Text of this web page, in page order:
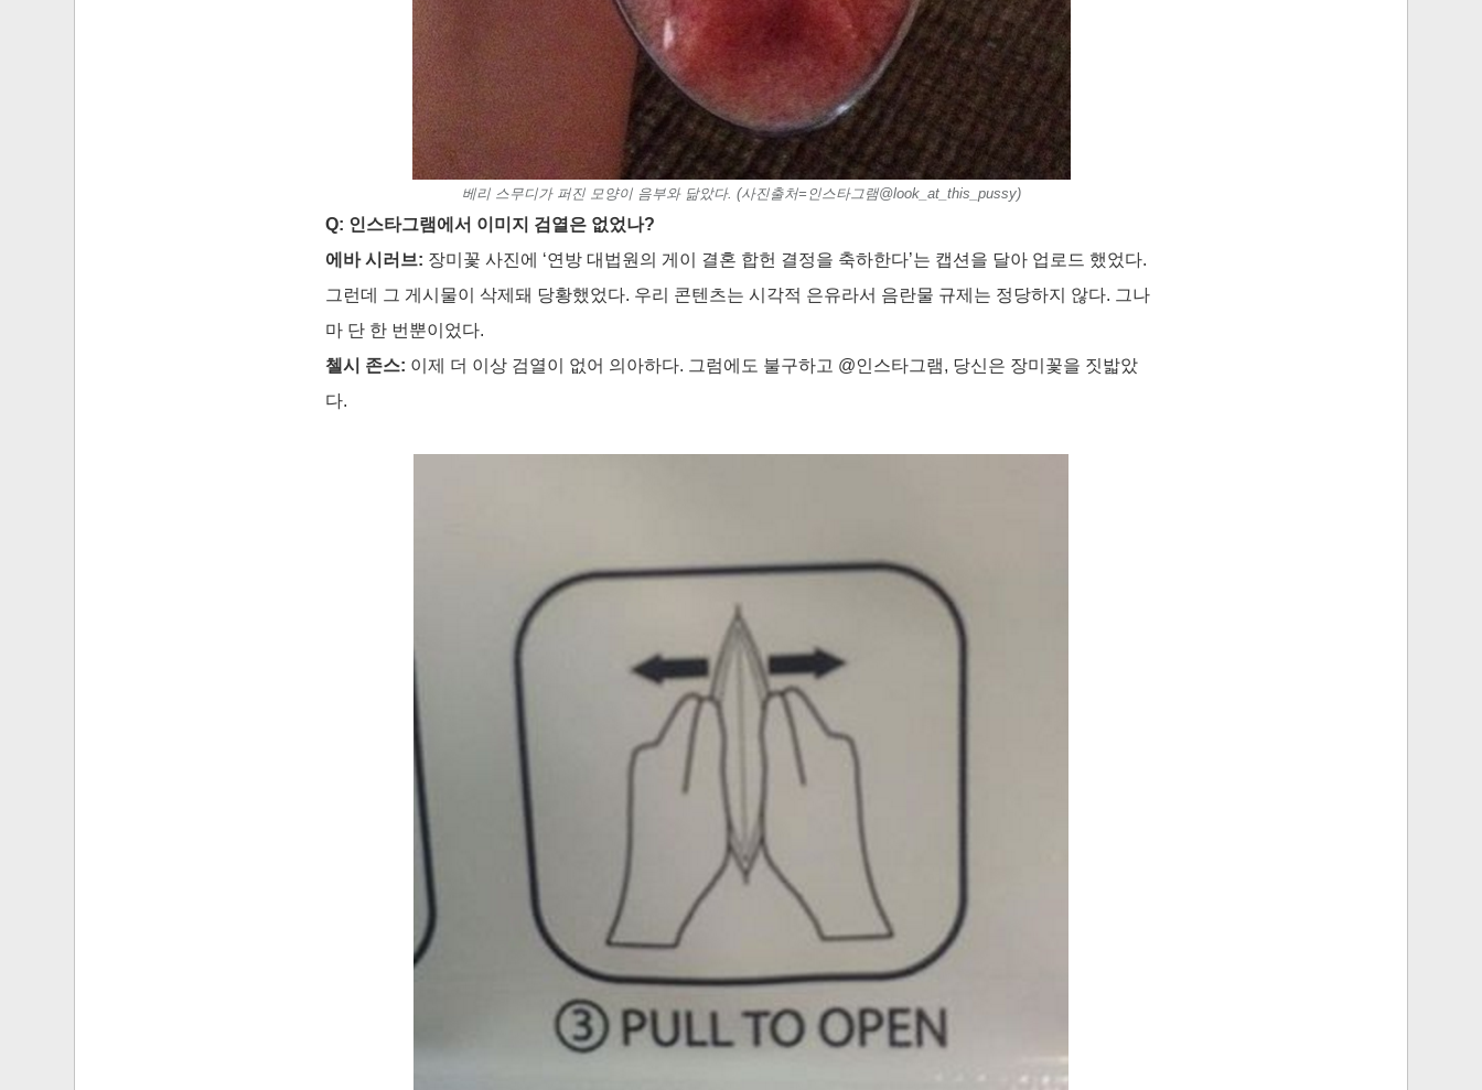
베리 스무디가 퍼진 모양이 음부와 닮았다. (사진출처=인스타그램@look_at_this_pussy)
Q: 인스타그램에서 이미지 검열은 없었나?
에바 시러브: 장미꽃 사진에 ‘연방 대법원의 게이 결혼 합헌 결정을 축하한다’는 캡션을 달아 업로드 했었다.
그런데 그 게시물이 삭제돼 당황했었다. 우리 콘텐츠는 시각적 은유라서 음란물 규제는 정당하지 않다. 그나
마 단 한 번뿐이었다.
첼시 존스: 이제 더 이상 검열이 없어 의아하다. 그럼에도 불구하고 @인스타그램, 당신은 장미꽃을 짓밟았
다.